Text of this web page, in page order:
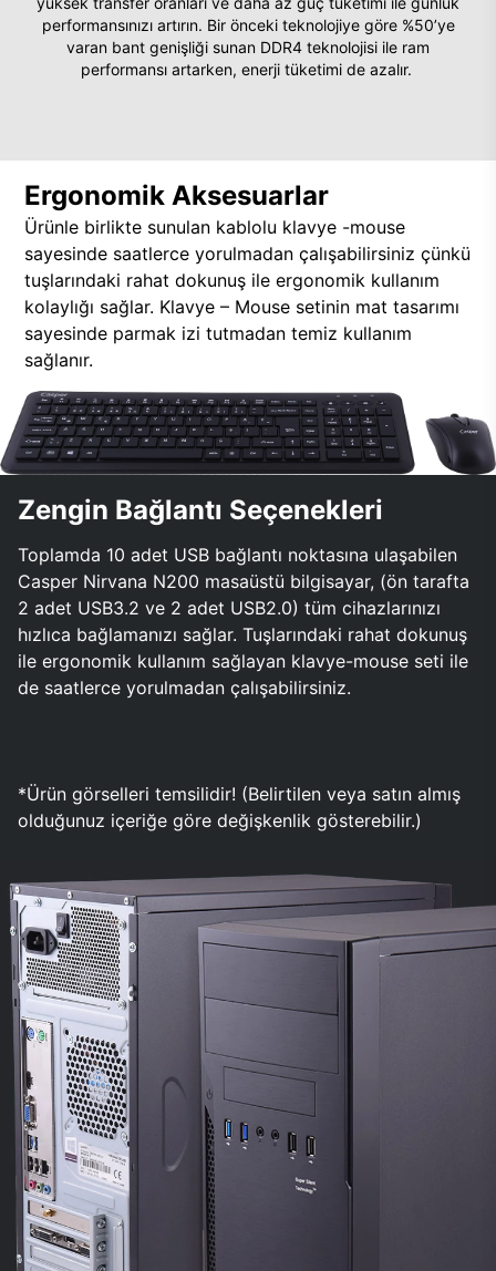
performansınızı artırın. Bir önceki teknolojiye göre %50’ye
varan bant genişliği sunan DDR4 teknolojisi ile ram
performansı artarken, enerji tüketimi de azalır.
Ergonomik Aksesuarlar
Ürünle birlikte sunulan kablolu klavye -mouse
sayesinde saatlerce yorulmadan çalışabilirsiniz çünkü
tuşlarındaki rahat dokunuş ile ergonomik kullanım
kolaylığı sağlar. Klavye – Mouse setinin mat tasarımı
sayesinde parmak izi tutmadan temiz kullanım
sağlanır.
Zengin Bağlantı Seçenekleri
Toplamda 10 adet USB bağlantı noktasına ulaşabilen
Casper Nirvana N200 masaüstü bilgisayar, (ön tarafta
2 adet USB3.2 ve 2 adet USB2.0) tüm cihazlarınızı
hızlıca bağlamanızı sağlar. Tuşlarındaki rahat dokunuş
ile ergonomik kullanım sağlayan klavye-mouse seti ile
de saatlerce yorulmadan çalışabilirsiniz.
*Ürün görselleri temsilidir! (Belirtilen veya satın almış
olduğunuz içeriğe göre değişkenlik gösterebilir.)